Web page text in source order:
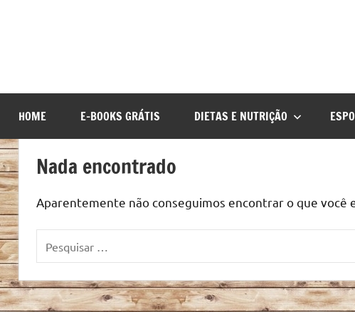
HOME E-BOOKS GRÁTIS DIETAS E NUTRIÇÃO
Nada encontrado
Aparentemente não conseguimos encontrar o que você
Pesquisar
por: